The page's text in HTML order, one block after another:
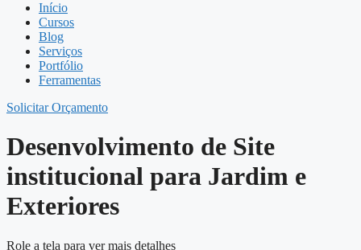
Início
Cursos
Blog
Serviços
Portfólio
Ferramentas
Solicitar Orçamento
Desenvolvimento de Site
institucional para Jardim e
Exteriores
Role a tela para ver mais detalhes